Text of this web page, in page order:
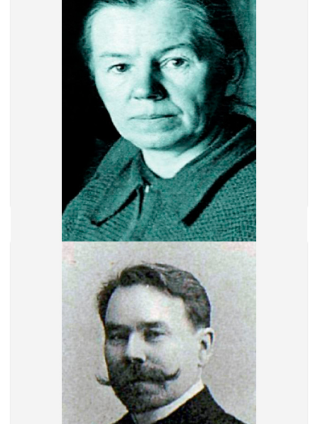
Бонч-Осмоловская Александра Георгиевна